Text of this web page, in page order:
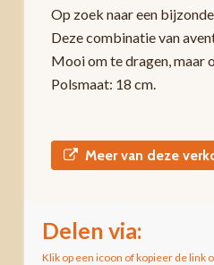
Op zoek naar een
Deze combinatie van
Mooi om te dragen, maar
Polsmaat: 18 cm.
Meer van deze
Delen via:
Klik op een icoon of kopieer de link